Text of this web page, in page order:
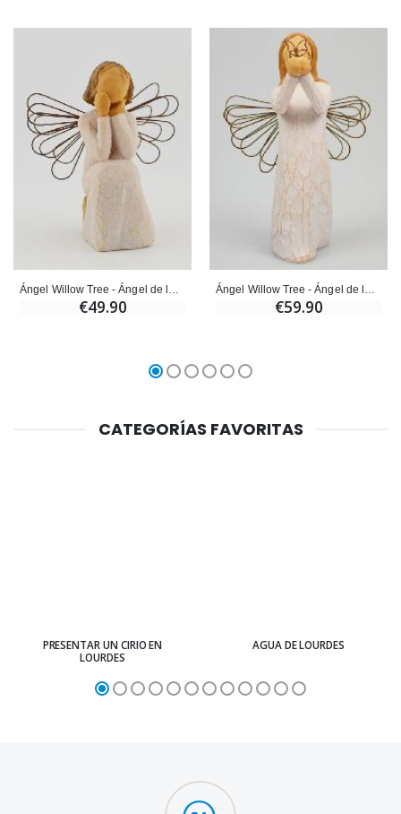
€49.90 €59.90
CATEGORÍAS FAVORITAS
PRESENTAR UN CIRIO EN
LOURDES
AGUA DE LOURDES